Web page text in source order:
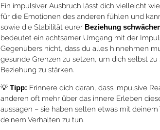
Ein impulsiver Ausbruch lässt dich vielleicht
für die Emotionen des anderen fühlen und
sowie die Stabilität eurer Beziehung
bedeutet ein achtsamer Umgang mit der
Gegenübers nicht, dass du alles hinnehmen
gesunde Grenzen zu setzen, um dich selbst
Beziehung zu stärken.
💡 Tipp: Erinnere dich daran, dass impulsive
anderen oft mehr über das innere Erleben
aussagen – sie haben selten etwas mit
deinem Verhalten zu tun.